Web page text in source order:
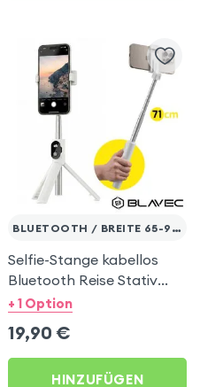
BLUETOOTH / BREITE 65-95MM
Selfie-Stange kabellos
Bluetooth Reise Stativ
stabil 71cm - Weiß
+ 1 Option
19,90 €
HINZUFÜGEN